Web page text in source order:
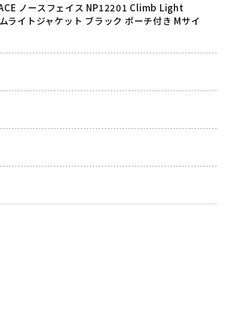
ノースフェイス NP12201 Climb Light
ライトジャケット ブラック ポーチ付き Mサイ